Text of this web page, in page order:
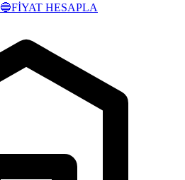
🔵FİYAT HESAPLA